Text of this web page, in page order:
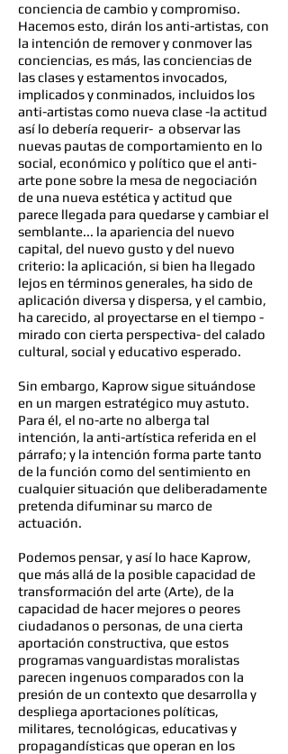
conciencia de cambio y compromiso.
Hacemos esto, dirán los anti-artistas, con
la intención de remover y conmover las
conciencias, es más, las conciencias de
las clases y estamentos invocados,
implicados y conminados, incluidos los
anti-artistas como nueva clase -la actitud
así lo debería requerir- a observar las
nuevas pautas de comportamiento en lo
social, económico y político que el anti-
arte pone sobre la mesa de negociación
de una nueva estética y actitud que
parece llegada para quedarse y cambiar el
semblante... la apariencia del nuevo
capital, del nuevo gusto y del nuevo
criterio: la aplicación, si bien ha llegado
lejos en términos generales, ha sido de
aplicación diversa y dispersa, y el cambio,
ha carecido, al proyectarse en el tiempo -
mirado con cierta perspectiva- del calado
cultural, social y educativo esperado.
Sin embargo, Kaprow sigue situándose
en un margen estratégico muy astuto.
Para él, el no-arte no alberga tal
intención, la anti-artística referida en el
párrafo; y la intención forma parte tanto
de la función como del sentimiento en
cualquier situación que deliberadamente
pretenda difuminar su marco de
actuación.
Podemos pensar, y así lo hace Kaprow,
que más allá de la posible capacidad de
transformación del arte (Arte), de la
capacidad de hacer mejores o peores
ciudadanos o personas, de una cierta
aportación constructiva, que estos
programas vanguardistas moralistas
parecen ingenuos comparados con la
presión de un contexto que desarrolla y
despliega aportaciones políticas,
militares, tecnológicas, educativas y
propagandísticas que operan en los